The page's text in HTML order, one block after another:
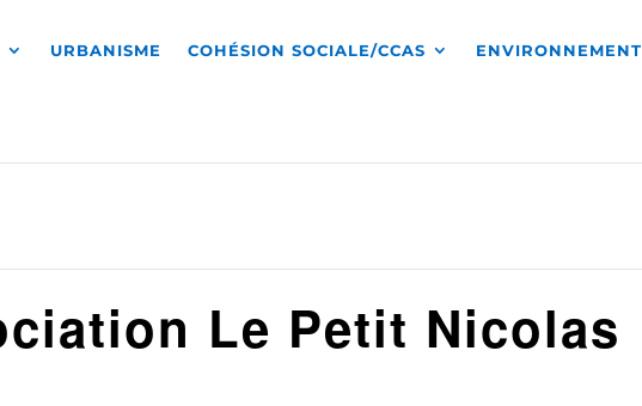
URBANISME COHÉSION SOCIALE/CCAS ENVIRONNEMENT
Le Petit Nicolas